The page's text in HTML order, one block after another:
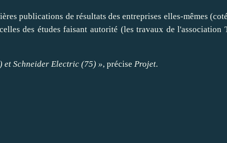
publications de résultats desentreprises elles-mêmes
des études faisant autorité (les travaux de l'association
et Schneider Electric (75) », précise Projet.